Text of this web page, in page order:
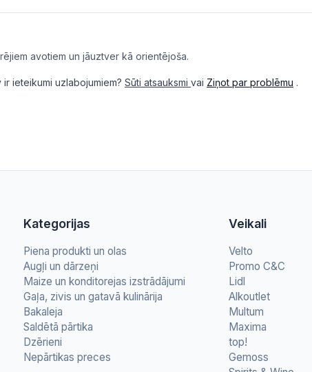
avotiem un jāuztver kā orientējoša.
ieteikumi uzlabojumiem? Sūti atsauksmi vai Ziņot par problēmu .
Kategorijas
Piena produkti un olas
Augļi un dārzeņi
Maize un konditorejas izstrādājumi
Gaļa, zivis un gatavā kulinārija
Bakaleja
Saldētā pārtika
Dzērieni
Nepārtikas preces
Veikali
Velto
Promo C&C
Lidl
Alkoutlet
Multum
Maxima
top!
Gemoss